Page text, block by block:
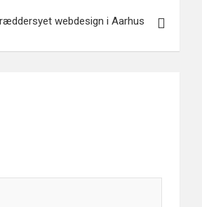
webdesign i Aarhus